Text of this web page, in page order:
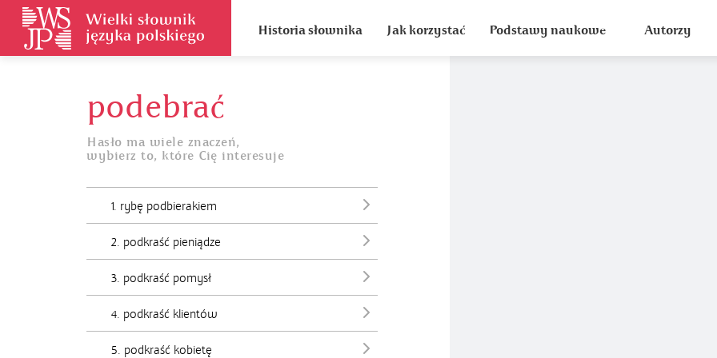
Historia słownika Jak korzystać Podstawy naukowe Autorzy
podebrać
Hasło ma wiele znaczeń,
wybierz to, które Cię interesuje
1. rybę podbierakiem
2. podkraść pieniądze
3. podkraść pomysł
4. podkraść klientów
5. podkraść kobietę